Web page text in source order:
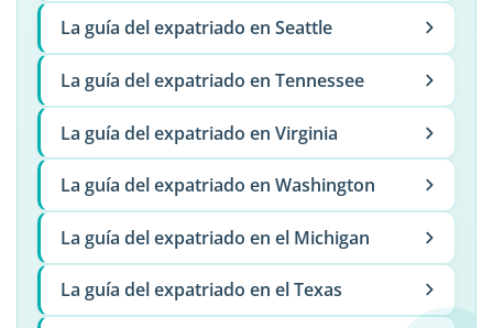
La guía del expatriado en Seattle
La guía del expatriado en Tennessee
La guía del expatriado en Virginia
La guía del expatriado en Washington
La guía del expatriado en el Michigan
La guía del expatriado en el Texas